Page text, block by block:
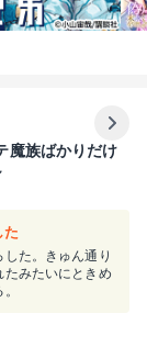
魔族ばかりだけ
た
た。きゅん通り
たみたいにときめ